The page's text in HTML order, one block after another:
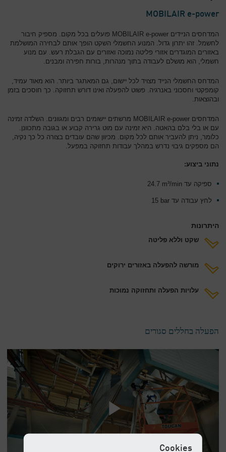
MOBILAIR e-power
המדחסים הניידים MOBILAIR e-power פועלים בכל מקום. מספיק חיבור
לחשמל. זהו יתרון גדול. המנוע החשמלי השקט הופך אותם לבחירה המושלמת
באזורים המוגדרים אזורי פליטה נמוכה ואזורים עם הגבלת רעש. עם מנוע
חשמלי, הוא מושלם לעבודה בתוך מנהרות, בורות חפירה ומבנים.
המדחס החשמלי הנייד מצויד לכל יישום, גם המאתגר ביותר. הוא מאוד עמיד,
קומפקטי וחסכוני באנרגיה. פשוט להפעלה ואינו דורש תחזוקה. כך חוסכים בזמן
ובהוצאות.
המדחסים MOBILAIR e-power מרשתים יישומים רבים ומגוונים. השלדה זמינה
עם או בלי בלם בהאטה. היא זמינה עם מוט גרירה קבוע או בגובה מתכוונן.
כלומר, ניתן להעביר אותם לכל מקום. מכיוון שהם עובדים בצורה כל כך נקיה,
הם מספקים גיבוי נדרש במהלך עבודות תחזוקה במפעל.
נתוני ביצוע:
ספיקה עד 24.7‎ m³/min
לחץ עבודה עד 15‎ bar
היתרונות
שקט וללא פליטה
מורשה להפעלה באזורים ירוקים
עלויות הפעלה ותחזוקה נמוכות
הפעלה בחללים סגורים
Cookies